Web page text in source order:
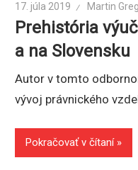
17. júla 2019 Martin
Prehistória
a na Slovensku
Autor v tomto
vývoj právnického
Pokračovať v čítaní